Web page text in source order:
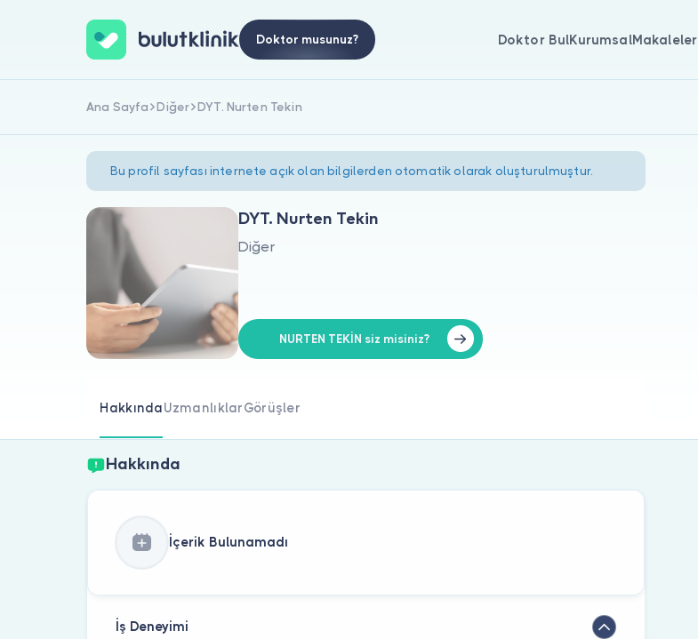
Doktor musunuz? Doktor BulKurumsalMakaleler
Ana Sayfa Diğer DYT. Nurten Tekin
Bu profil sayfası internete açık olan bilgilerden otomatik olarak oluşturulmuştur.
DYT. Nurten Tekin
Diğer
NURTEN TEKİN siz misiniz?
HakkındaUzmanlıklarGörüşler
Hakkında
İçerik Bulunamadı
İş Deneyimi